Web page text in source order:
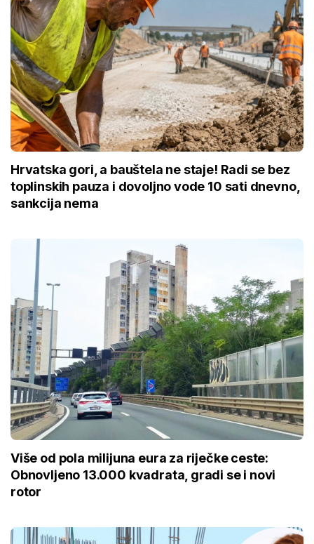
Hrvatska gori, a bauštela ne staje! Radi se bez
toplinskih pauza i dovoljno vode 10 sati dnevno,
sankcija nema
Više od pola milijuna eura za riječke ceste:
Obnovljeno 13.000 kvadrata, gradi se i novi
rotor